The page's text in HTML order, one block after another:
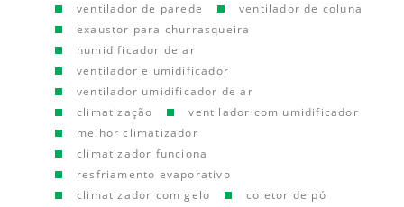
ventilador de parede
ventilador de coluna
exaustor para churrasqueira
humidificador de ar
ventilador e umidificador
ventilador umidificador de ar
climatização
ventilador com umidificador
melhor climatizador
climatizador funciona
resfriamento evaporativo
climatizador com gelo
coletor de pó